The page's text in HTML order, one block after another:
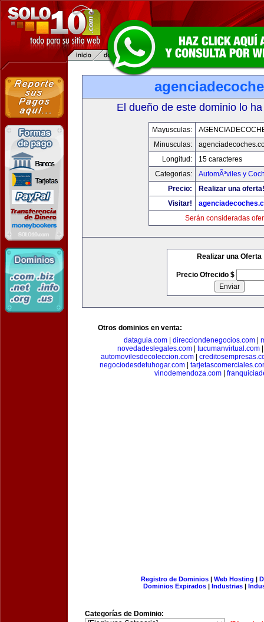
El dueño de este dominio lo
Mayusculas:
Minusculas:
Longitud:
15 caracteres
Categorias:
AutomÃ³viles y
Precio:
Realizar una oferta!
Visitar!
Serán consideradas
Realizar una Oferta
Precio Ofrecido $
Otros dominios en venta:
dataguia.com| direcciondenegocios.com|
novedadeslegales.com
tucumanvirtual.com
automovilesdecoleccion.com
negociodesdetuhogar.com
vinodemendoza.com|
Registro de Dominios| Web Hosting |
Dominios Expirados | Industrias |
Categorías de Dominio: